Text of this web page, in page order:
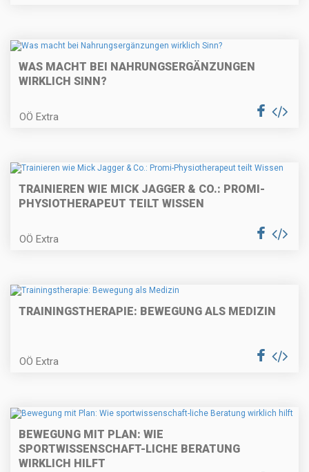
WAS MACHT BEI NAHRUNGSERGÄNZUNGEN
WIRKLICH SINN?
OÖ Extra
TRAINIEREN WIE MICK JAGGER & CO.: PROMI-
PHYSIOTHERAPEUT TEILT WISSEN
OÖ Extra
TRAININGSTHERAPIE: BEWEGUNG ALS MEDIZIN
OÖ Extra
BEWEGUNG MIT PLAN: WIE
SPORTWISSENSCHAFT-LICHE BERATUNG
WIRKLICH HILFT